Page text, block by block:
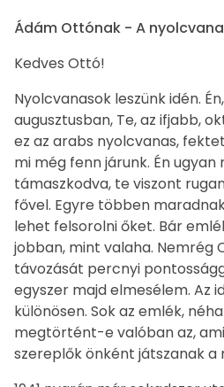
Ádám Ottónak - A
Kedves Ottó!
Nyolcvanasok leszünk idén.
augusztusban, Te, az ifjabb,
ez az arabs nyolcvanas,
mi még fenn járunk. Én
támaszkodva, te viszont
fővel. Egyre többen
lehet felsorolni őket. Bár
jobban, mint valaha. Nemrég
távozását percnyi
egyszer majd elmesélem. Az
különösen. Sok az emlék,
megtörtént-e valóban az,
szereplők önként játszanak a